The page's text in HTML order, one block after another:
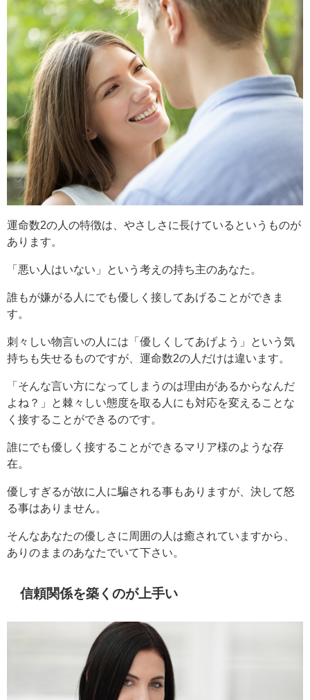
運命数2の人の特徴は、やさしさに長けているというものが
あります。
「悪い人はいない」という考えの持ち主のあなた。
誰もが嫌がる人にでも優しく接してあげることができま
す。
刺々しい物言いの人には「優しくしてあげよう」という気
持ちも失せるものですが、運命数2の人だけは違います。
「そんな言い方になってしまうのは理由があるからなんだ
よね？」と棘々しい態度を取る人にも対応を変えることな
く接することができるのです。
誰にでも優しく接することができるマリア様のような存
在。
優しすぎるが故に人に騙される事もありますが、決して怒
る事はありません。
そんなあなたの優しさに周囲の人は癒されていますから、
ありのままのあなたでいて下さい。
信頼関係を築くのが上手い